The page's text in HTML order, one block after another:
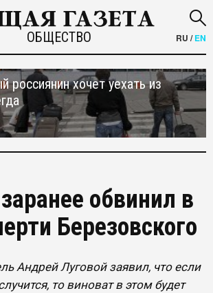
ОБЩЕСТВО RU /EN
россиянин хочет уехать из
обвинил в
Березовского
Андрей Луговой заявил, что если
то виноват в этом будет